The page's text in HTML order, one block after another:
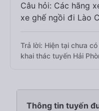
Câu hỏi: Các hãng
xe ghế ngồi đi Lào
Trả lời: Hiện tại chưa
khai thác tuyến Hải
Thông tin tuyến